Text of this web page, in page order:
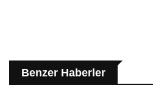
Benzer Haberler